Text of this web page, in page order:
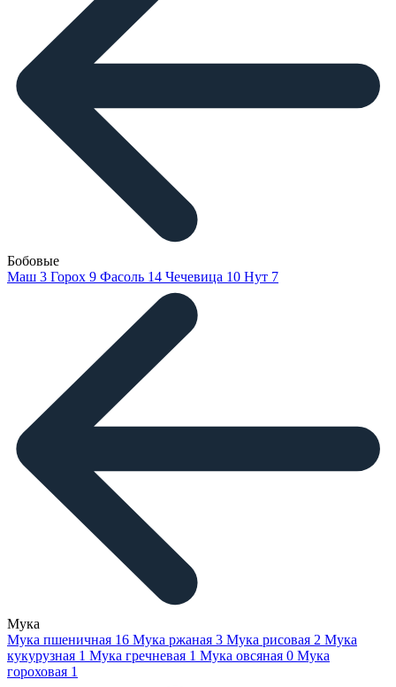
Бобовые
Маш 3 Горох 9 Фасоль 14 Чечевица 10 Нут 7
Мука
Мука пшеничная 16 Мука ржаная 3 Мука рисовая 2 Мука
кукурузная 1 Мука гречневая 1 Мука овсяная 0 Мука
гороховая 1